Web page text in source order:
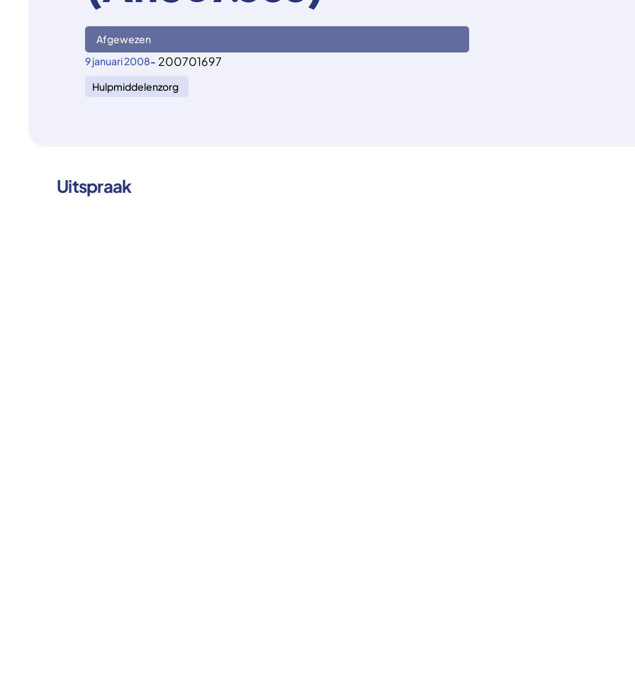
Afgewezen
9 januari 2008- 200701697
Hulpmiddelenzorg
Uitspraak